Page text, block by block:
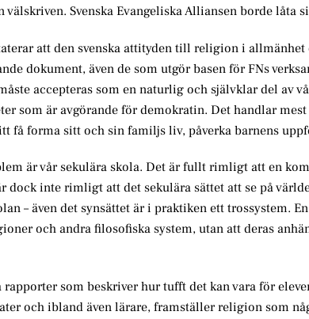
välskriven. Svenska Evangeliska Alliansen borde låta
att den svenska attityden till religion i
dokument, även de som utgör basen för FNs
accepteras som en naturlig och självklar del av
som är avgörande för demokratin. Det handlar
få forma sitt och sin familjs liv, påverka barnens
är vår sekulära skola. Det är fullt rimligt att en
dock inte rimligt att det sekulära sättet att se på
– även det synsättet är i praktiken ett trossystem.
och andra filosofiska system, utan att deras
som beskriver hur tufft det kan vara för
och ibland även lärare, framställer religion som